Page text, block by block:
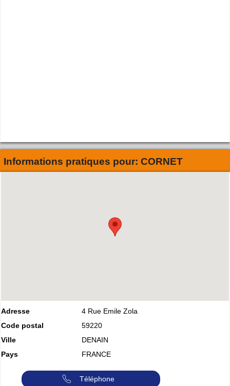
Informations pratiques pour: CORNET
Adresse
4 Rue Emile Zola
Code postal
59220
Ville
DENAIN
Pays
FRANCE
Téléphone